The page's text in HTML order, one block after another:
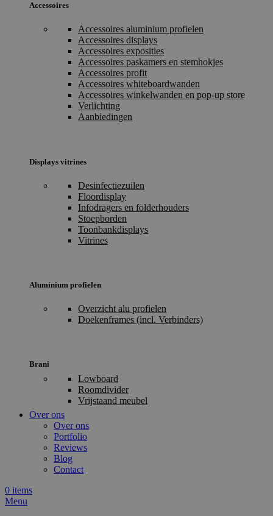
Accessoires
Accessoires aluminium profielen
Accessoires displays
Accessoires exposities
Accessoires paskamers en stemhokjes
Accessoires profit
Accessoires whiteboardwanden
Accessoires winkelwanden en pop-up store
Verlichting
Aanbiedingen
Displays vitrines
Desinfectiezuilen
Floordisplay
Infodragers en folderhouders
Stoepborden
Toonbankdisplays
Vitrines
Aluminium profielen
Overzicht alu profielen
Doekenframes (incl. Verbinders)
Brani
Lowboard
Roomdivider
Vrijstaand meubel
Over ons
Over ons
Portfolio
Reviews
Blog
Contact
0 items
Menu